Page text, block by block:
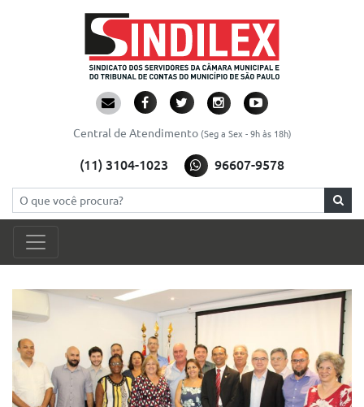
Pesquisar
Central de Atendimento (Seg a Sex - 9h às 18h)
(11) 3104-1023 96607-9578